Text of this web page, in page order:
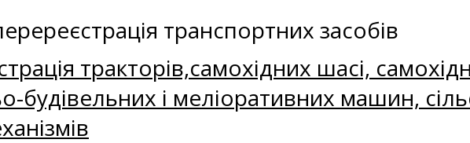
транспортних засобів
тракторів,самохідних шасі,
будівельних і меліоративних машин,